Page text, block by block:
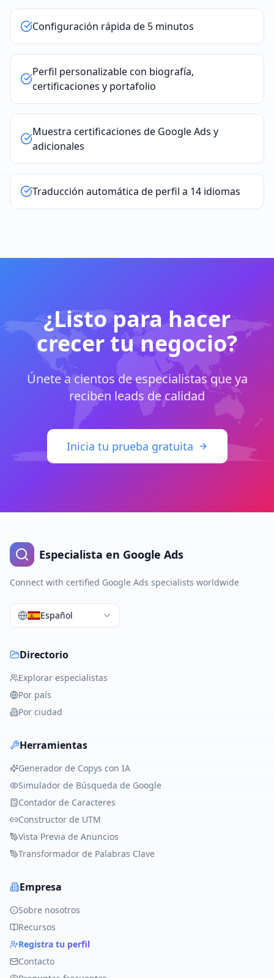
Configuración rápida de 5 minutos
Perfil personalizable con biografía,
certificaciones y portafolio
Muestra certificaciones de Google Ads y
adicionales
Traducción automática de perfil a 14 idiomas
¿Listo para hacer
crecer tu negocio?
Únete a cientos de especialistas que ya
reciben leads de calidad
Inicia tu prueba gratuita
Especialista en Google Ads
Connect with certified Google Ads specialists worldwide
Español
Directorio
Explorar especialistas
Por país
Por ciudad
Herramientas
Generador de Copys con IA
Simulador de Búsqueda de Google
Contador de Caracteres
Constructor de UTM
Vista Previa de Anuncios
Transformador de Palabras Clave
Empresa
Sobre nosotros
Recursos
Registra tu perfil
Contacto